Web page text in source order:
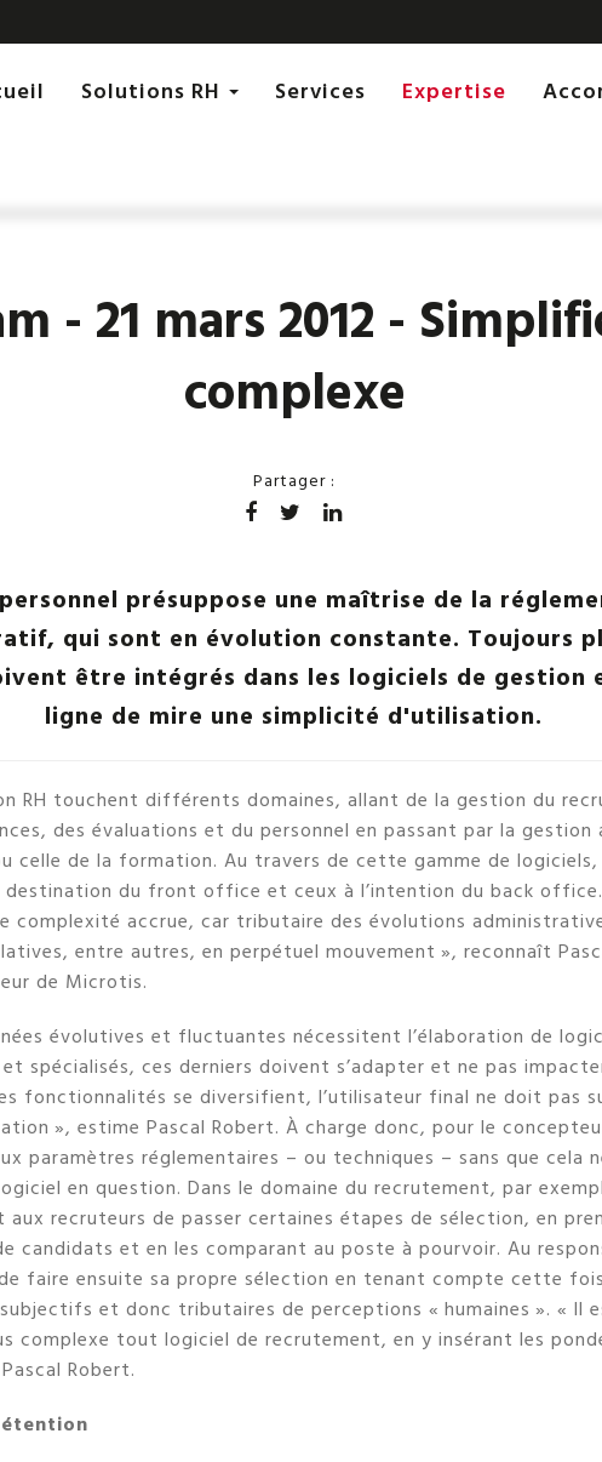
Solutions RH Services Expertise
- 21 mars 2012 -
complexe
Partager :
présuppose une maîtrise de la
qui sont en évolution constante. Toujours
être intégrés dans les logiciels de gestion
ligne de mire une simplicité d'utilisation.
RH touchent différents domaines, allant de la gestion du
des évaluations et du personnel en passant par la
celle de la formation. Au travers de cette gamme de
du front office et ceux à l’intention du back office.
complexité accrue, car tributaire des évolutions
entre autres, en perpétuel mouvement », reconnaît
de Microtis.
évolutives et fluctuantes nécessitent l’élaboration de
spécialisés, ces derniers doivent s’adapter et ne pas
fonctionnalités se diversifient, l’utilisateur final ne doit pas
», estime Pascal Robert. À charge donc, pour le
paramètres réglementaires – ou techniques – sans que cela
en question. Dans le domaine du recrutement, par
recruteurs de passer certaines étapes de sélection, en
candidats et en les comparant au poste à pourvoir. Au
faire ensuite sa propre sélection en tenant compte cette
et donc tributaires de perceptions « humaines ». « Il
complexe tout logiciel de recrutement, en y insérant les
Robert.